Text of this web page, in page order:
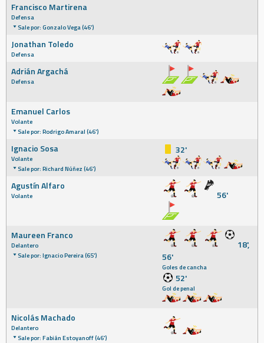
Francisco Martirena
Defensa
Sale por: Gonzalo Vega (46')
Jonathan Toledo
Defensa
Adrián Argachá
Defensa
Emanuel Carlos
Volante
Sale por: Rodrigo Amaral (46')
Ignacio Sosa
Volante
Sale por: Richard Núñez (46')
32'
Agustín Alfaro
Volante 56'
Maureen Franco
Delantero
Sale por: Ignacio Pereira (65')
18',
56'
Goles de cancha
52'
Gol de penal
Nicolás Machado
Delantero
Sale por: Fabián Estoyanoff (46')